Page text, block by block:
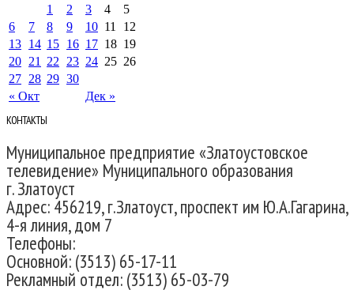
« Окт Дек »
1 2 3 4
5
6
7 8 9 10 11
12
13 14 15 16 17 18 19
20 21 22 23 24 25 26
27 28 29 30
КОНТАКТЫ
Муниципальное предприятие «Златоустовское
телевидение» Муниципального образования
г. Златоуст
Адрес: 456219, г.Златоуст, проспект им Ю.А.Гагарина,
4-я линия, дом 7
Телефоны:
Основной: (3513) 65-17-11
Рекламный отдел: (3513) 65-03-79